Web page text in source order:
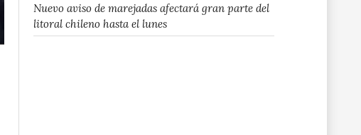
Nuevo aviso de marejadas afectará gran parte del
litoral chileno hasta el lunes